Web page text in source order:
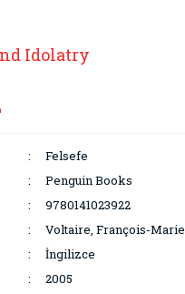
Idolatry
Felsefe
Penguin Books
9780141023922
Voltaire, François-Marie
İngilizce
2005